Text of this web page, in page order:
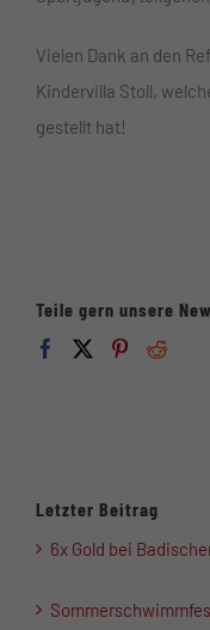
Vielen Dank an den
Kindervilla Stoll,
gestellt hat!
Teile gern unsere
Letzter Beitrag
6x Gold bei